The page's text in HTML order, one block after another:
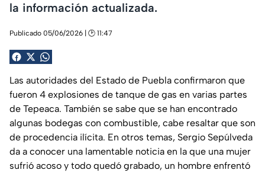
la información actualizada.
Publicado 05/06/2026 | 🕑 11:47
Las autoridades del Estado de Puebla confirmaron que
fueron 4 explosiones de tanque de gas en varias partes
de Tepeaca. También se sabe que se han encontrado
algunas bodegas con combustible, cabe resaltar que son
de procedencia ilícita. En otros temas, Sergio Sepúlveda
da a conocer una lamentable noticia en la que una mujer
sufrió acoso y todo quedó grabado, un hombre enfrentó